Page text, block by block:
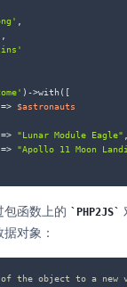
,
,
)->with([
=>
$astronauts
=> "Lunar Module Eagle" ,
"Apollo 11 Moon
函数上的 PHP2JS
对象：
the object to a new